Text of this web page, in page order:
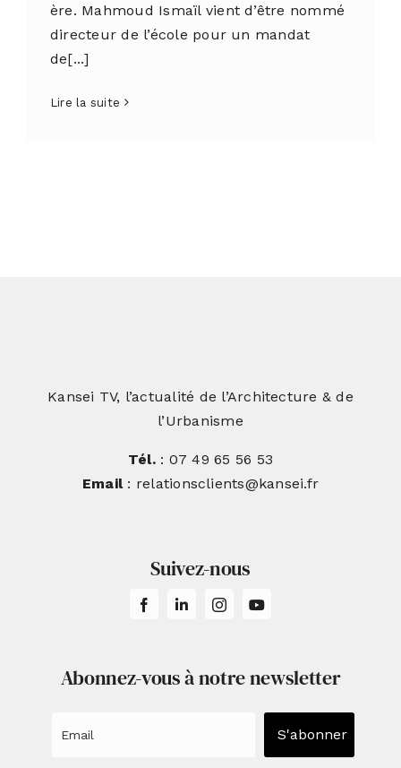
ère. Mahmoud Ismaïl vient d’être nommé
directeur de l’école pour un mandat
de[...]
Lire la suite
Kansei TV, l’actualité de l’Architecture & de
l’Urbanisme
Tél.: 07 49 65 56 53
Email: relationsclients@kansei.fr
Suivez-nous
Abonnez-vous à notre newsletter
S'abonner